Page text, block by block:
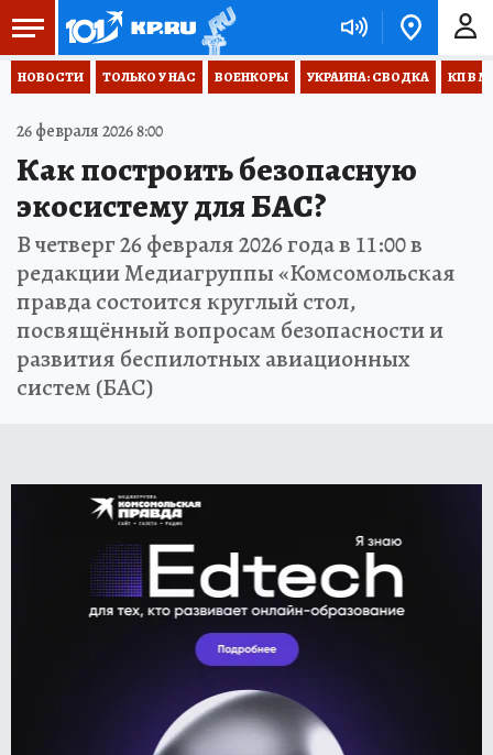
НОВОСТИ ТОЛЬКО У НАС ВОЕНКОРЫ УКРАИНА: СВОДКА КП В
26 февраля 2026 8:00
Как построить безопасную
экосистему для БАС?
В четверг 26 февраля 2026 года в 11:00 в
редакции Медиагруппы «Комсомольская
правда состоится круглый стол,
посвящённый вопросам безопасности и
развития беспилотных авиационных
систем (БАС)